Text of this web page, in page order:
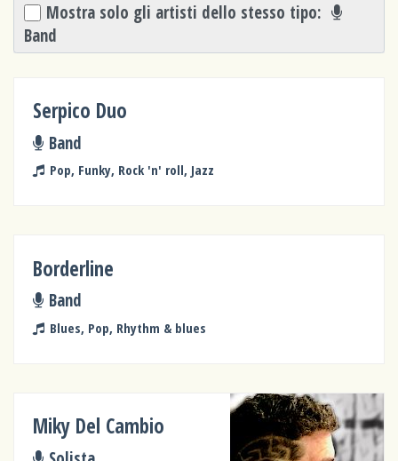
Mostra solo gli artisti dello stesso tipo:
Band
Serpico Duo
Band
Pop, Funky, Rock 'n' roll, Jazz
Borderline
Band
Blues, Pop, Rhythm & blues
Miky Del Cambio